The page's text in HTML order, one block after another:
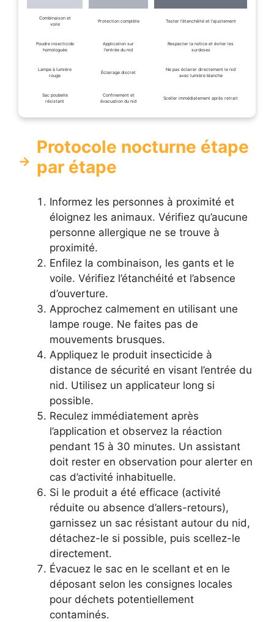
Combinaison et
voile
Protection complète Tester l’étanchéité et l’ajustement
Poudre insecticide
homologuée
Application sur
l’entrée du nid
Respecter la notice et éviter les
surdoses
Lampe à lumière
rouge
Éclairage discret
Ne pas éclairer directement le nid
avec lumière blanche
Sac poubelle
résistant
Confinement et
évacuation du nid
Sceller immédiatement après retrait
Protocole nocturne étape
par étape
Informez les personnes à proximité et
éloignez les animaux. Vérifiez qu’aucune
personne allergique ne se trouve à
proximité.
Enfilez la combinaison, les gants et le
voile. Vérifiez l’étanchéité et l’absence
d’ouverture.
Approchez calmement en utilisant une
lampe rouge. Ne faites pas de
mouvements brusques.
Appliquez le produit insecticide à
distance de sécurité en visant l’entrée du
nid. Utilisez un applicateur long si
possible.
Reculez immédiatement après
l’application et observez la réaction
pendant 15 à 30 minutes. Un assistant
doit rester en observation pour alerter en
cas d’activité inhabituelle.
Si le produit a été efficace (activité
réduite ou absence d’allers-retours),
garnissez un sac résistant autour du nid,
détachez-le si possible, puis scellez-le
directement.
Évacuez le sac en le scellant et en le
déposant selon les consignes locales
pour déchets potentiellement
contaminés.